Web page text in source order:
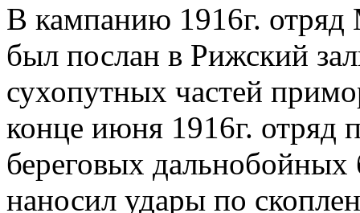
В кампанию 1916г. отряд
был послан в Рижский
сухопутных частей
конце июня 1916г. отряд
береговых дальнобойных
наносил удары по